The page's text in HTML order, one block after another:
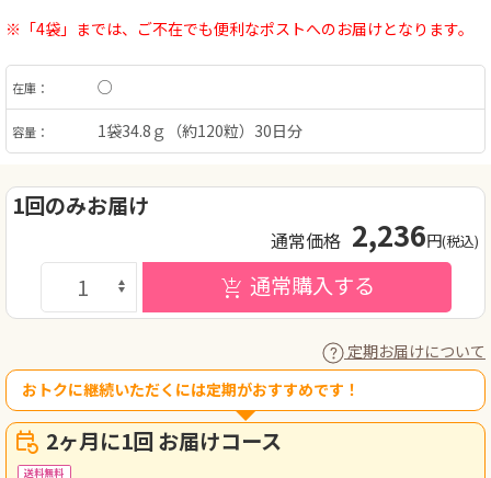
※「4袋」までは、ご不在でも便利なポストへのお届けとなります。
在庫： ○
容量： 1袋34.8ｇ（約120粒）30日分
1回のみお届け
通常価格 2,236円(税込)
通常購入する
おトクに継続いただくには定期がおすすめです！
定期お届けについて
2ヶ月に1回 お届けコース
送料無料